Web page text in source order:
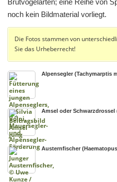
Brutvogelarten; eine Reihe von
noch kein Bildmaterial vorliegt.
Die Fotos stammen von
Sie das Urheberrecht!
Alpensegler (Tachymarptis
Amsel oder Schwarzdrossel
Austernfischer